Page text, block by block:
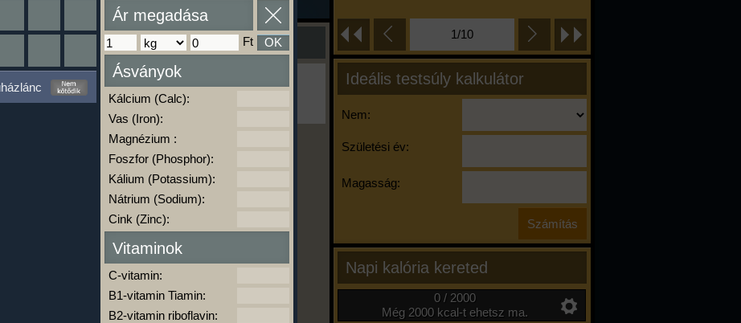
1/10
Ideális testsúly kalkulátor
Nem:
Születési év:
Magasság:
Napi kalória kereted
0 / 2000
Még 2000 kcal-t ehetsz ma.
Ha ma már nem eszel/sportolsz többet,
kattints a kiértékelésre!
A Kalória Szimulátor Prémium funkció.
-
Ár megadása
Ft OK
Ásványok
Kálcium (Calc):
Vas (Iron):
Magnézium :
Foszfor (Phosphor):
Kálium (Potassium):
Nátrium (Sodium):
Cink (Zinc):
Vitaminok
C-vitamin:
B1-vitamin Tiamin:
B2-vitamin riboflavin: